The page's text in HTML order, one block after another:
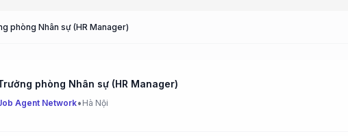
phòng Nhân sự (HR Manager)
phòng Nhân sự (HR Manager)
Agent Network• Hà Nội